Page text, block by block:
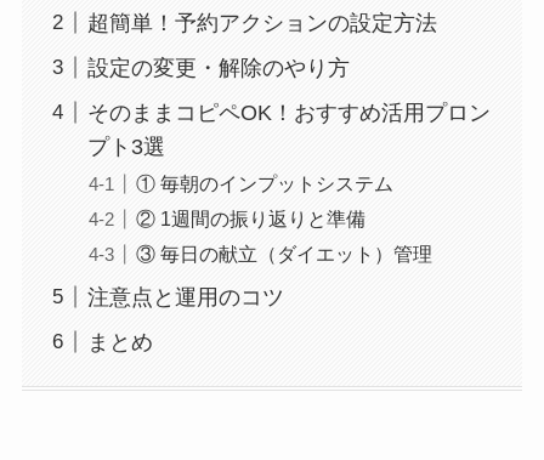
超簡単！予約アクションの設定方法
設定の変更・解除のやり方
そのままコピペOK！おすすめ活用プロン
プト3選
① 毎朝のインプットシステム
② 1週間の振り返りと準備
③ 毎日の献立（ダイエット）管理
注意点と運用のコツ
まとめ